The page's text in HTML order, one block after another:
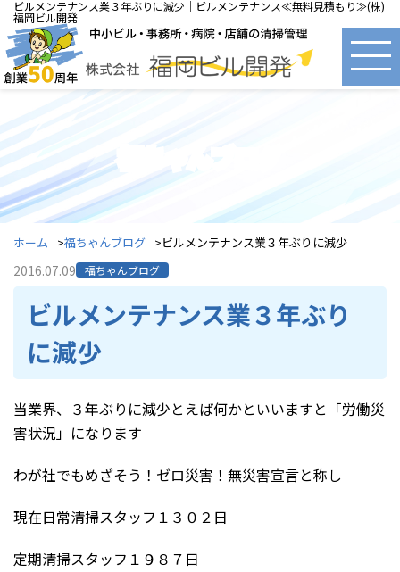
ビルメンテナンス業３年ぶりに減少｜ビルメンテナンス≪無料見積もり≫(株)
福岡ビル開発
福ちゃんブログ
ホーム 福ちゃんブログ ビルメンテナンス業３年ぶりに減少
2016.07.09 福ちゃんブログ
ビルメンテナンス業３年ぶり
に減少
当業界、３年ぶりに減少とえば何かといいますと「労働災
害状況」になります
わが社でもめざそう！ゼロ災害！無災害宣言と称し
現在日常清掃スタッフ１３０２日
定期清掃スタッフ１９８７日